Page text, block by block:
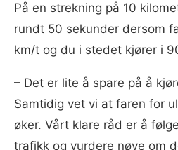
På en strekning på 10
rundt 50 sekunder dersom
km/t og du i stedet kjører i
– Det er lite å spare på å
Samtidig vet vi at faren for
øker. Vårt klare råd er å
trafikk og vurdere nøye om